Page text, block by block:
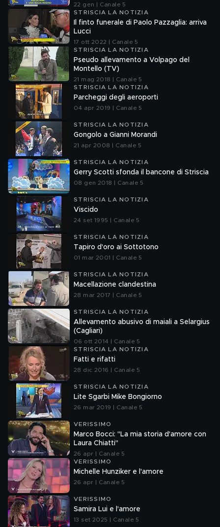
Francesco Mazza
22 gen | Canale 5
STRISCIA LA NOTIZIA
Il finto funerale di Paolo Pazzaglia: arriva
Lucci
17 ott 2022 | Canale 5
STRISCIA LA NOTIZIA
Pseudo allevamento a Volpago del
Montello (TV)
21 mag 2018 | Canale 5
STRISCIA LA NOTIZIA
Parcheggi degli aeroporti
04 apr 2019 | Canale 5
STRISCIA LA NOTIZIA
Gongolo a Gianni Morandi
21 apr 2008 | Canale 5
STRISCIA LA NOTIZIA
Gerry Scotti sfonda il bancone di Striscia
08 gen 2018 | Canale 5
STRISCIA LA NOTIZIA
Viscido
24 set 1995 | Canale 5
STRISCIA LA NOTIZIA
Tapiro d'oro ai Sottotono
01 mar 2001 | Canale 5
STRISCIA LA NOTIZIA
Macellazione clandestina
28 mar 2017 | Canale 5
STRISCIA LA NOTIZIA
Allevamento abusivo di maiali a Selargius
(Cagliari)
06 ott 2014 | Canale 5
STRISCIA LA NOTIZIA
Fatti e rifatti
28 dic 2016 | Canale 5
STRISCIA LA NOTIZIA
Lite Sgarbi Mike Bongiorno
26 mar 2019 | Canale 5
VERISSIMO
Marco Bocci: "La mia storia d'amore con
Laura Chiatti"
26 apr | Canale 5
VERISSIMO
Michelle Hunziker e l'amore
26 apr | Canale 5
VERISSIMO
Samira Lui e l'amore
13 set 2025 | Canale 5